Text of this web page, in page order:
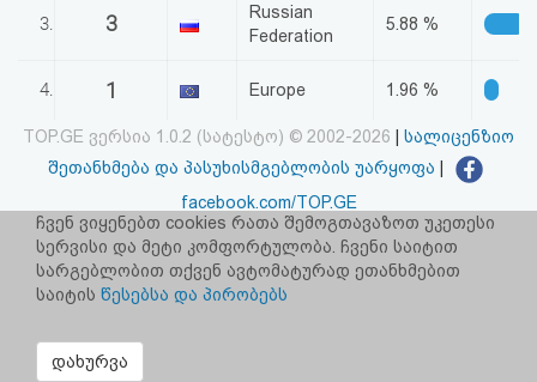
სალიცენზიო
შეთანხმება
პასუხისმგებლობის
უარყოფა
3. 3
Russian
Federation
5.88 %
4. 1 Europe 1.96 %
TOP.GE ვერსია 1.0.2 (სატესტო) © 2002-2026
სალიცენზიო
შეთანხმება და პასუხისმგებლობის უარყოფა
facebook.com/TOP.GE
იხილეთ TOP.GE - ის ძველი ვერსიაბმულზე
რეკლამა TOP.GE - ზე
ჩვენ ვიყენებთ cookies რათა შემოგთავაზოთ უკეთესი
სერვისი და მეტი კომფორტულობა. ჩვენი საიტით
სარგებლობით თქვენ ავტომატურად ეთანხმებით
საიტის წესებსა და პირობებს
დახურვა